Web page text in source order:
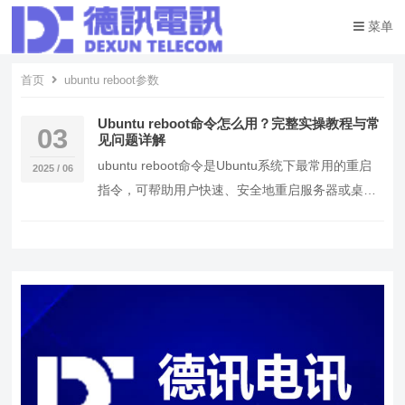
菜单
首页 ubuntu reboot参数
03
2025 / 06
Ubuntu reboot命令怎么用？完整实操教程与常
见问题详解
ubuntu reboot命令是Ubuntu系统下最常用的重启
指令，可帮助用户快速、安全地重启服务器或桌面